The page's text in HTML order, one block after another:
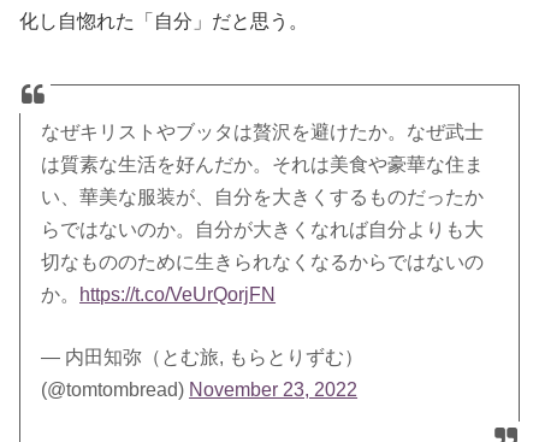
化し自惚れた「自分」だと思う。
なぜキリストやブッタは贅沢を避けたか。なぜ武士
は質素な生活を好んだか。それは美食や豪華な住ま
い、華美な服装が、自分を大きくするものだったか
らではないのか。自分が大きくなれば自分よりも大
切なもののために生きられなくなるからではないの
か。
https://t.co/VeUrQorjFN
— 内田知弥（とむ旅, もらとりずむ）
(@tomtombread) November 23, 2022